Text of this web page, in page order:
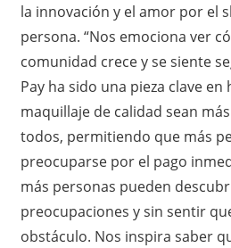
la innovación y el amor por el
persona. “Nos emociona ver
comunidad crece y se siente
Pay ha sido una pieza clave
maquillaje de calidad sean
todos, permitiendo que más
preocuparse por el pago
más personas pueden
preocupaciones y sin sentir
obstáculo. Nos inspira saber